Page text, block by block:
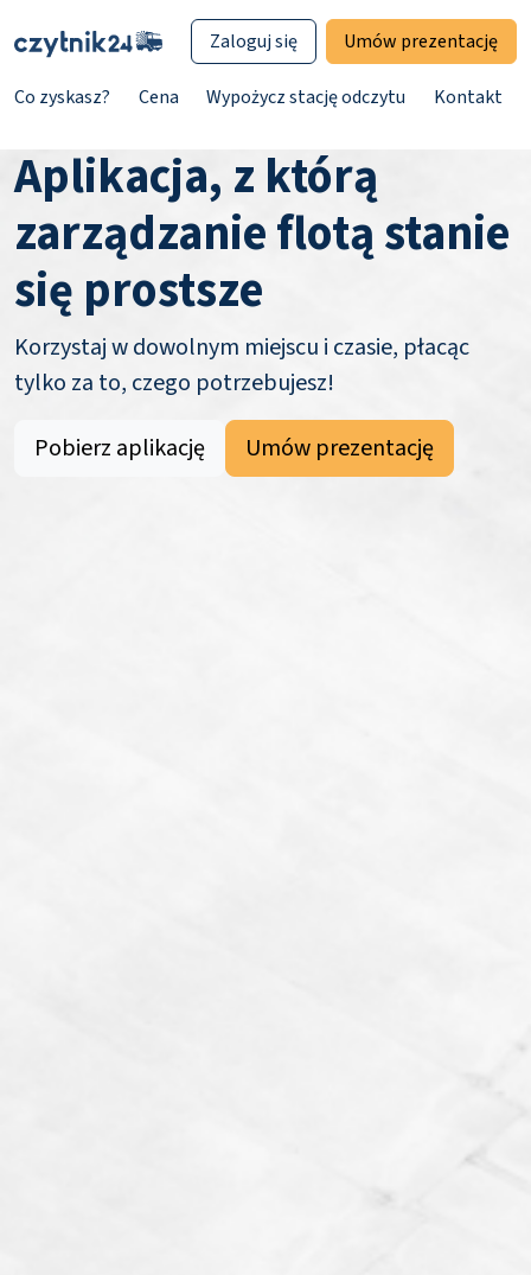
Co zyskasz? Cena Wypożycz stację odczytu Kontakt
Zaloguj się Umów prezentację
Aplikacja, z którą
zarządzanie flotą stanie
się prostsze
Korzystaj w dowolnym miejscu i czasie, płacąc
tylko za to, czego potrzebujesz!
Pobierz aplikację
Umów prezentację